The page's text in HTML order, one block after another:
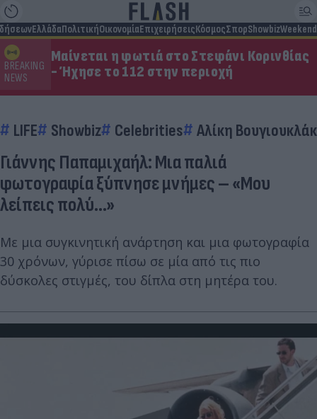
ΕλλάδαΠολιτικήΟικονομίαΕπιχειρήσειςΚόσμοςΣπορShowbizWeekend
BREAKING
NEWS
Μαίνεται η φωτιά στο Στεφάνι Κορινθίας
- Ήχησε το 112 στην περιοχή
LIFE Showbiz Celebrities Αλίκη
Γιάννης Παπαμιχαήλ: Μια παλιά
φωτογραφία ξύπνησε μνήμες – «Μου
λείπεις πολύ...»
Με μια συγκινητική ανάρτηση και μια φωτογραφία
30 χρόνων, γύρισε πίσω σε μία από τις πιο
δύσκολες στιγμές, του δίπλα στη μητέρα του.